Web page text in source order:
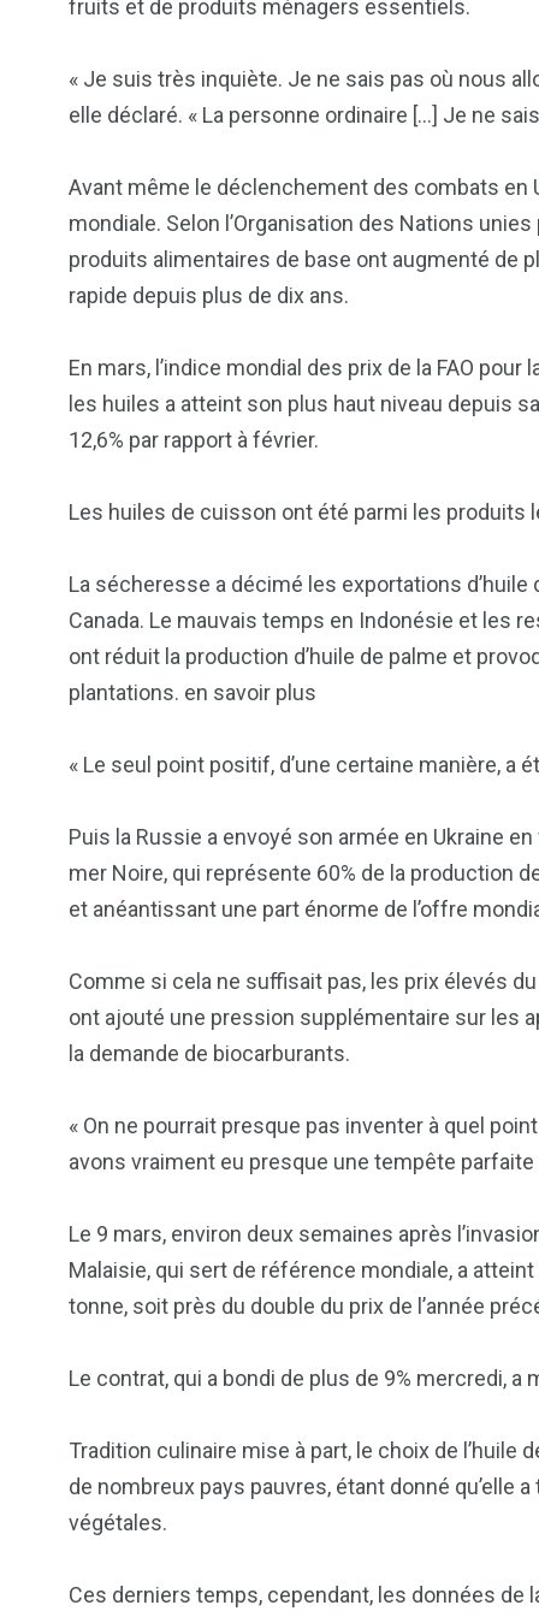
fruits et de produits ménagers essentiels.
« Je suis très inquiète. Je ne sais pas où nous
elle déclaré. « La personne ordinaire […] Je ne
Avant même le déclenchement des combats en
mondiale. Selon l’Organisation des Nations
produits alimentaires de base ont augmenté de
rapide depuis plus de dix ans.
En mars, l’indice mondial des prix de la FAO
les huiles a atteint son plus haut niveau depuis
12,6% par rapport à février.
Les huiles de cuisson ont été parmi les produits
La sécheresse a décimé les exportations
Canada. Le mauvais temps en Indonésie et les
ont réduit la production d’huile de palme et
plantations. en savoir plus
« Le seul point positif, d’une certaine manière, a
Puis la Russie a envoyé son armée en Ukraine
mer Noire, qui représente 60% de la production
et anéantissant une part énorme de l’offre
Comme si cela ne suffisait pas, les prix élevés
ont ajouté une pression supplémentaire sur les
la demande de biocarburants.
« On ne pourrait presque pas inventer à quel
avons vraiment eu presque une tempête parfaite
Le 9 mars, environ deux semaines après
Malaisie, qui sert de référence mondiale, a
tonne, soit près du double du prix de l’année
Le contrat, qui a bondi de plus de 9% mercredi,
Tradition culinaire mise à part, le choix de
de nombreux pays pauvres, étant donné qu’elle
végétales.
Ces derniers temps, cependant, les données de